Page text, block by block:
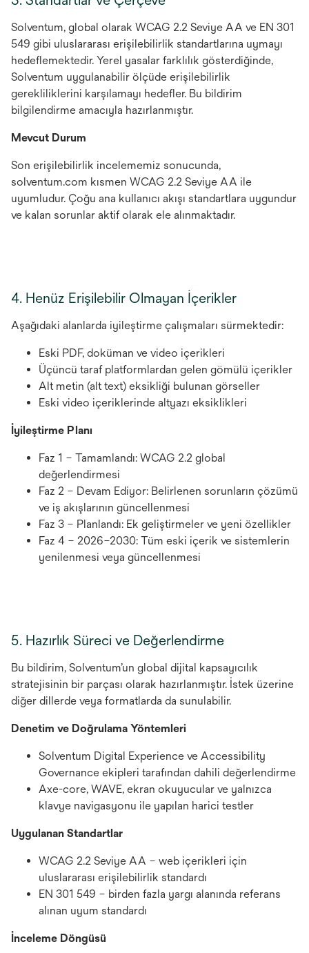
Solventum, global olarak WCAG 2.2 Seviye AA ve EN 301
549 gibi uluslararası erişilebilirlik standartlarına uymayı
hedeflemektedir. Yerel yasalar farklılık gösterdiğinde,
Solventum uygulanabilir ölçüde erişilebilirlik
gerekliliklerini karşılamayı hedefler. Bu bildirim
bilgilendirme amacıyla hazırlanmıştır.
Mevcut Durum
Son erişilebilirlik incelememiz sonucunda,
solventum.com kısmen WCAG 2.2 Seviye AA ile
uyumludur. Çoğu ana kullanıcı akışı standartlara uygundur
ve kalan sorunlar aktif olarak ele alınmaktadır.
4. Henüz Erişilebilir Olmayan İçerikler
Aşağıdaki alanlarda iyileştirme çalışmaları sürmektedir:
Eski PDF, doküman ve video içerikleri
Üçüncü taraf platformlardan gelen gömülü içerikler
Alt metin (alt text) eksikliği bulunan görseller
Eski video içeriklerinde altyazı eksiklikleri
İyileştirme Planı
Faz 1 – Tamamlandı: WCAG 2.2 global
değerlendirmesi
Faz 2 – Devam Ediyor: Belirlenen sorunların çözümü
ve iş akışlarının güncellenmesi
Faz 3 – Planlandı: Ek geliştirmeler ve yeni özellikler
Faz 4 – 2026–2030: Tüm eski içerik ve sistemlerin
yenilenmesi veya güncellenmesi
5. Hazırlık Süreci ve Değerlendirme
Bu bildirim, Solventum’un global dijital kapsayıcılık
stratejisinin bir parçası olarak hazırlanmıştır. İstek üzerine
diğer dillerde veya formatlarda da sunulabilir.
Denetim ve Doğrulama Yöntemleri
Solventum Digital Experience ve Accessibility
Governance ekipleri tarafından dahili değerlendirme
Axe-core, WAVE, ekran okuyucular ve yalnızca
klavye navigasyonu ile yapılan harici testler
Uygulanan Standartlar
WCAG 2.2 Seviye AA – web içerikleri için
uluslararası erişilebilirlik standardı
EN 301 549 – birden fazla yargı alanında referans
alınan uyum standardı
İnceleme Döngüsü